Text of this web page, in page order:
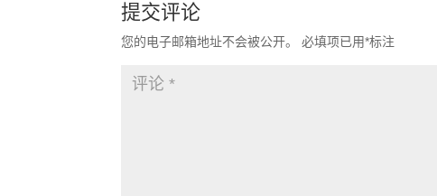
提交评论
您的电子邮箱地址不会被公开。 必填项已用*标注